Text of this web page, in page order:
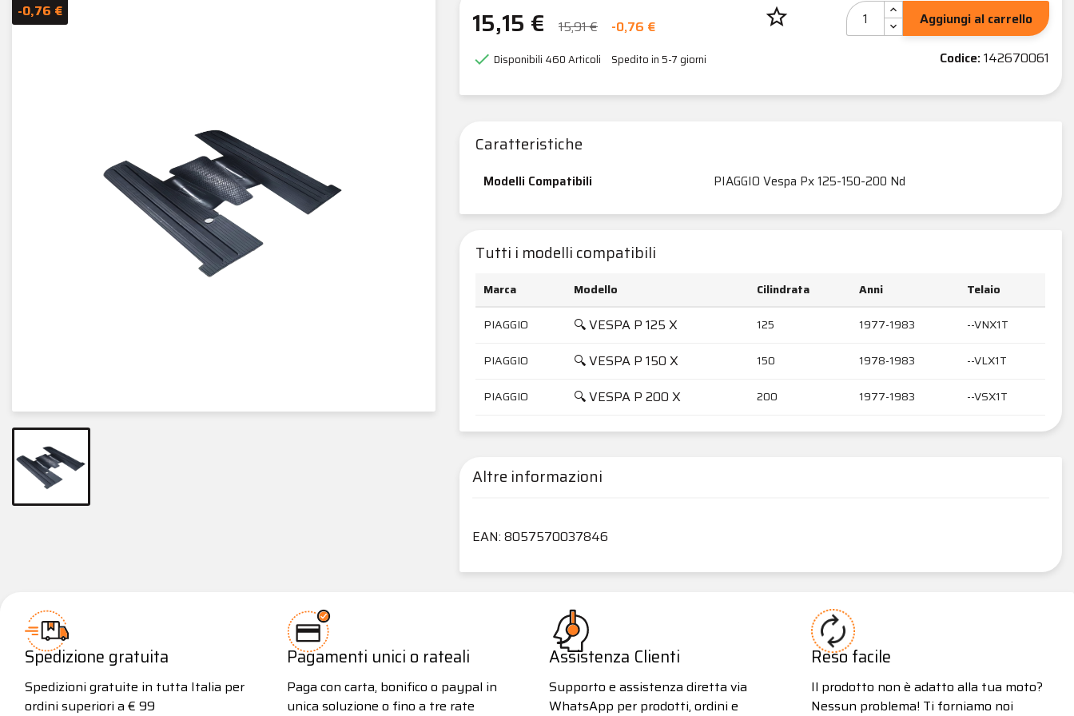
-0,76 € 15,15 € 15,91 € -0,76 €
 Disponibili 460 Articoli Spedito in 5-7 giorni
star_border
Aggiungi al carrello
Codice:142670061
Caratteristiche
Modelli Compatibili PIAGGIO Vespa Px 125-150-200 Nd
Tutti i modelli compatibili
Marca Modello Cilindrata Anni
Telaio
PIAGGIO
🔍 VESPA P 125 X 125 1977-1983 --VNX1T
PIAGGIO 🔍 VESPA P 150 X 150 1978-1983 --VLX1T
PIAGGIO 🔍 VESPA P 200 X 200 1977-1983 --VSX1T
Altre informazioni
EAN: 8057570037846
Spedizione gratuita
Spedizioni gratuite in tutta Italia per
ordini superiori a € 99
Pagamenti unici o rateali
Paga con carta, bonifico o paypal in
unica soluzione o fino a tre rate
Assistenza Clienti
Supporto e assistenza diretta via
WhatsApp per prodotti, ordini e
Reso facile
Il prodotto non è adatto alla tua moto?
Nessun problema! Ti forniamo noi